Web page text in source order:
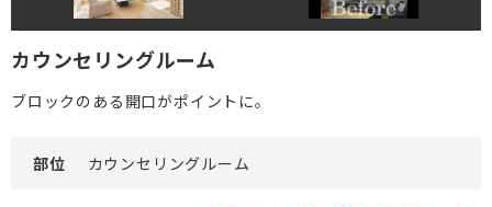
エクステリアリフォーム
非住宅リノベーション
二世帯住宅リフォーム
バリアフリー
新着情報
会社情報
採用情報
カウンセリングルーム
ブロックのある開口がポイントに。
部位 カウンセリングルーム